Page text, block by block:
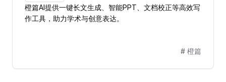
橙篇AI提供一键长文生成、智能PPT、文档校正等高效写
作工具，助力学术与创意表达。
# 橙篇